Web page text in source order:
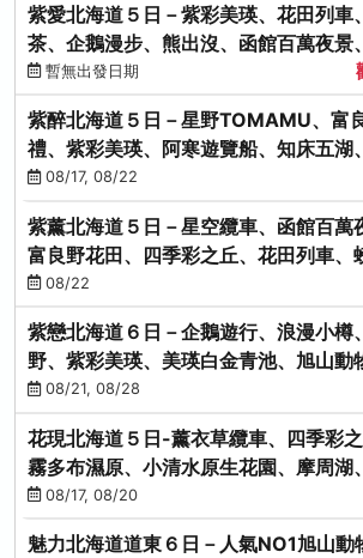
紫愛北海道５日－紫彩美瑛、花田列車
茶、企鵝漫步、熊出沒、函館百萬夜景
牛八大螃蟹吃到飽
暫無出發日期
紫醉北海道５日－星野TOMAMU、富
禮、紫彩美瑛、阿寒遊覽船、知床五湖
牛螃蟹吃到飽
08/17, 08/22
紫薰北海道５日－星空纜車、函館百萬
富良野花田、四季彩之丘、花田列車、
08/22
紫戀北海道６日－企鵝遊行、浪漫小樽
野、紫彩美瑛、美瑛白金青池、旭山動
轉塔08/21, 08/28
花現北海道５日-薰衣草纜車、四季彩之
霧多布濕原、小清水原生花園、摩周湖
泉SPA、螃蟹吃到飽
08/17, 08/20
魅力北海道道東６日－人氣NO1旭山動